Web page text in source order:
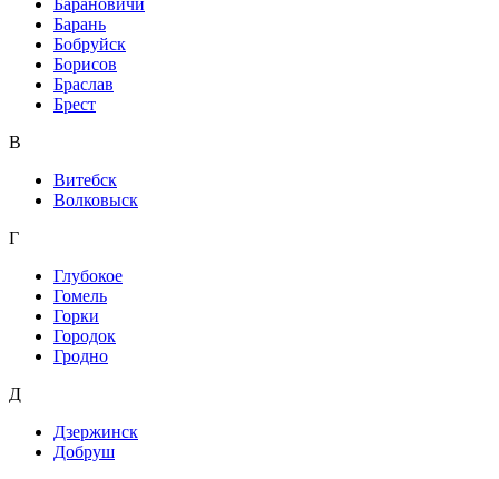
Барановичи
Барань
Бобруйск
Борисов
Браслав
Брест
В
Витебск
Волковыск
Г
Глубокое
Гомель
Горки
Городок
Гродно
Д
Дзержинск
Добруш